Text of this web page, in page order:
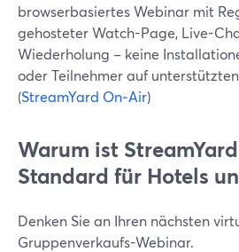
browserbasiertes Webinar mit
gehosteter Watch-Page, Live-
Wiederholung – keine
oder Teilnehmer auf
(StreamYard On‑Air)
Warum ist
Standard für Hotels
Denken Sie an Ihren nächsten
Gruppenverkaufs-Webinar.